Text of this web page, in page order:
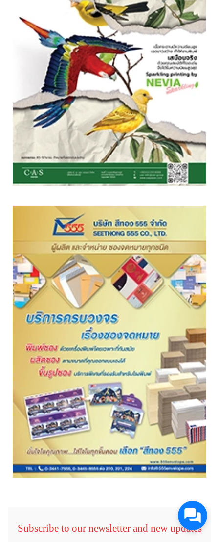
Subscribe to our newsletter and new updates